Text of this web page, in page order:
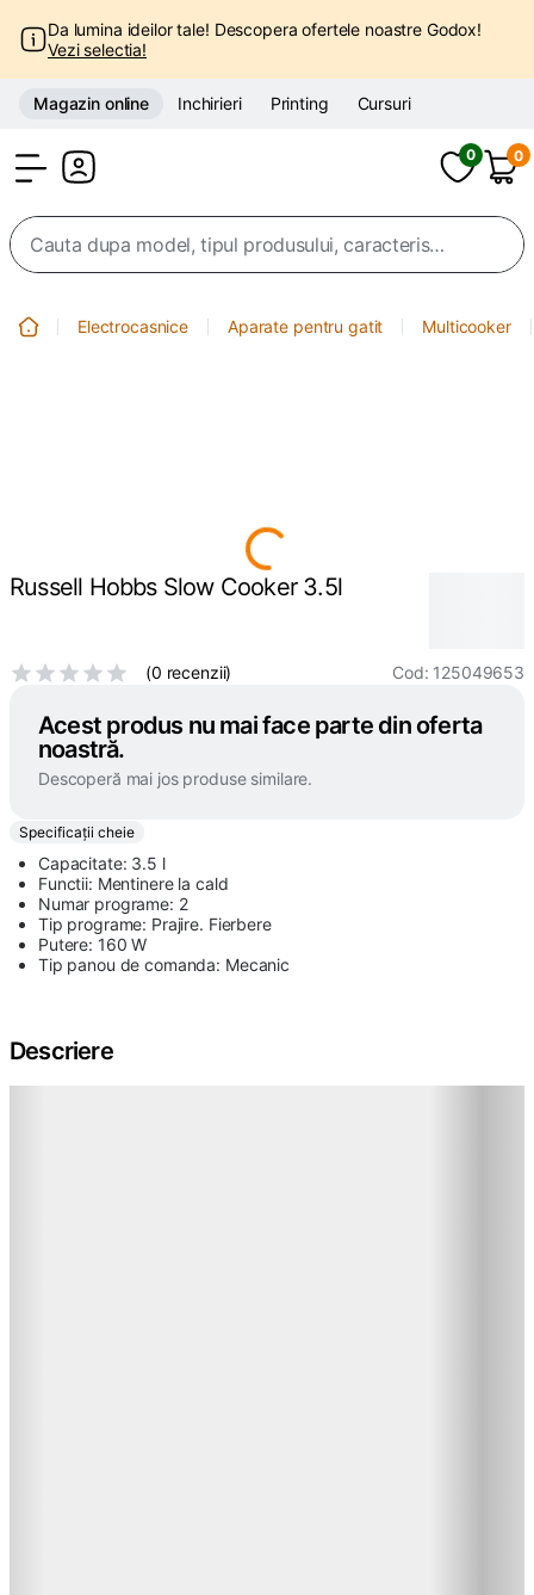
Da lumina ideilor tale! Descopera ofertele noastre Godox!
Vezi selectia!
Magazin online Inchirieri Printing Cursuri
0 0
Electrocasnice Aparate pentru gatit Multicooker
Russell Hobbs Slow Cooker 3.5l
(0 recenzii) Cod: 125049653
Acest produs nu mai face parte din oferta
noastră.
Descoperă mai jos produse similare.
Specificații cheie
Capacitate: 3.5 l
Functii: Mentinere la cald
Numar programe: 2
Tip programe: Prajire. Fierbere
Putere: 160 W
Tip panou de comanda: Mecanic
Descriere